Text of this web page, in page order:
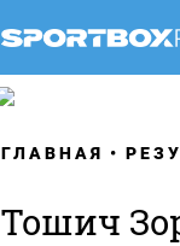
ГЛАВНАЯ
Тошич